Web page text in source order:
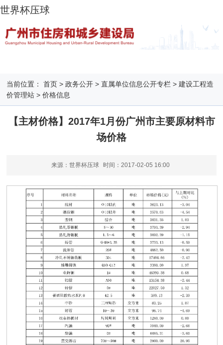
世界杯压球
当前位置： 首页 >政务公开 >直属单位信息公开专栏 >建设工程造
价管理站 >价格信息
【主材价格】2017年1月份广州市主要原材料市
场价格
来源：世界杯压球 时间： 2017-02-05 16:00